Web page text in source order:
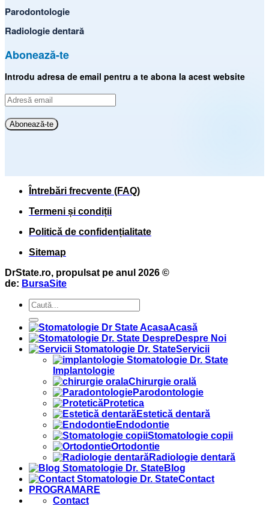
Parodontologie
Radiologie dentară
Abonează-te
Introdu adresa de email pentru a te abona la acest website
Adresă
Abonează-te
Întrebări frecvente (FAQ)
Termeni și condiții
Politică de confidențialitate
Sitemap
DrState.ro, propulsat pe anul 2026 ©
de: BursaSite
Acasă
Despre Noi
Servicii
Implantologie
Chirurgie orală
Parodontologie
Protetica
Estetică dentară
Endodontie
Stomatologie copii
Ortodontie
Radiologie dentară
Blog
Contact
PROGRAMARE
Contact